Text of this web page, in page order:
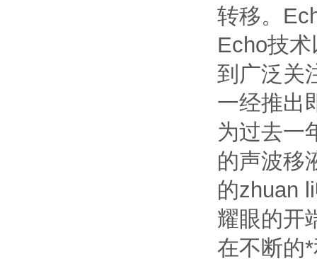
转移。
Echo技
到广泛关
一经推出
为过去一
的声波移
的zhuan li
耀眼的开
在不断的